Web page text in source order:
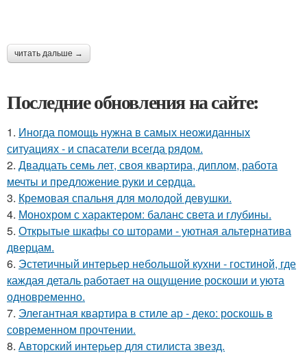
читать дальше →
Последние обновления на сайте:
1. Иногда помощь нужна в самых неожиданных
ситуациях - и спасатели всегда рядом.
2. Двадцать семь лет, своя квартира, диплом, работа
мечты и предложение руки и сердца.
3. Кремовая спальня для молодой девушки.
4. Монохром с характером: баланс света и глубины.
5. Открытые шкафы со шторами - уютная альтернатива
дверцам.
6. Эстетичный интерьер небольшой кухни - гостиной, где
каждая деталь работает на ощущение роскоши и уюта
одновременно.
7. Элегантная квартира в стиле ар - деко: роскошь в
современном прочтении.
8. Авторский интерьер для стилиста звезд.